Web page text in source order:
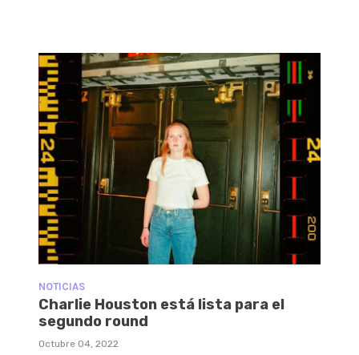
NOTICIAS
Charlie Houston está lista para el
segundo round
Octubre 04, 2022